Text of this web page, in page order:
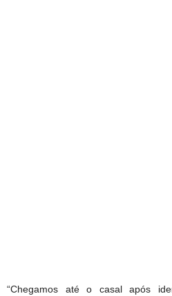
“Chegamos até o casal após